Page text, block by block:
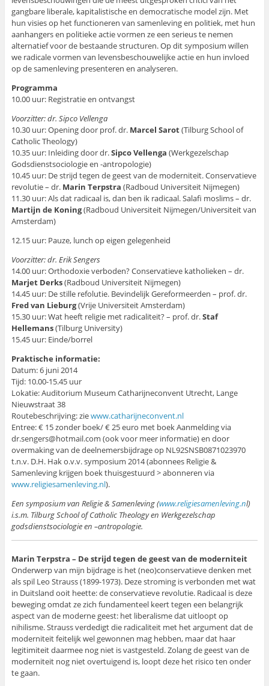
gangbare liberale, kapitalistische en democratische model zijn. Met
hun visies op het functioneren van samenleving en politiek, met hun
aanhangers en politieke actie vormen ze een serieus te nemen
alternatief voor de bestaande structuren. Op dit symposium willen
we radicale vormen van levensbeschouwelijke actie en hun invloed
op de samenleving presenteren en analyseren.
Programma
10.00 uur: Registratie en ontvangst
Voorzitter: dr. Sipco Vellenga
10.30 uur: Opening door prof. dr. Marcel Sarot(Tilburg School of
Catholic Theology)
10.35 uur: Inleiding door dr.Sipco Vellenga (Werkgezelschap
Godsdienstsociologie en -antropologie)
10.45 uur: De strijd tegen de geest van de moderniteit. Conservatieve
revolutie – dr. Marin Terpstra (Radboud Universiteit Nijmegen)
11.30 uur: Als dat radicaal is, dan ben ik radicaal. Salafi moslims – dr.
Martijn de Koning(Radboud Universiteit Nijmegen/Universiteit van
Amsterdam)
12.15 uur: Pauze, lunch op eigen gelegenheid
Voorzitter: dr. Erik Sengers
14.00 uur: Orthodoxie verboden? Conservatieve katholieken – dr.
Marjet Derks(Radboud Universiteit Nijmegen)
14.45 uur: De stille refolutie. Bevindelijk Gereformeerden – prof. dr.
Fred van Lieburg(Vrije Universiteit Amsterdam)
15.30 uur: Wat heeft religie met radicaliteit? – prof. dr.Staf
Hellemans(Tilburg University)
15.45 uur: Einde/borrel
Praktische informatie:
Datum: 6 juni 2014
Tijd: 10.00-15.45 uur
Lokatie: Auditorium Museum Catharijneconvent Utrecht, Lange
Nieuwstraat 38
Routebeschrijving: ziewww.catharijneconvent.nl
Entree: € 15 zonder boek/ € 25 euro met boek Aanmelding via
dr.sengers@hotmail.com (ook voor meer informatie) en door
overmaking van de deelnemersbijdrage op NL92SNSB0871023970
t.n.v. D.H. Hak o.v.v. symposium 2014 (abonnees Religie &
Samenleving krijgen boek thuisgestuurd > abonneren via
www.religiesamenleving.nl).
Een symposium van Religie & Samenleving (www.religiesamenleving.nl)
i.s.m. Tilburg School of Catholic Theology en Werkgezelschap
godsdienstsociologie en –antropologie.
Marin Terpstra – De strijd tegen de geest van de moderniteit
Onderwerp van mijn bijdrage is het (neo)conservatieve denken met
als spil Leo Strauss (1899-1973). Deze stroming is verbonden met wat
in Duitsland ooit heette: de conservatieve revolutie. Radicaal is deze
beweging omdat ze zich fundamenteel keert tegen een belangrijk
aspect van de moderne geest: het liberalisme dat uitloopt op
nihilisme. Strauss verdedigt die radicaliteit met het argument dat de
moderniteit feitelijk wel gewonnen mag hebben, maar dat haar
legitimiteit daarmee nog niet is vastgesteld. Zolang de geest van de
moderniteit nog niet overtuigend is, loopt deze het risico ten onder
te gaan.